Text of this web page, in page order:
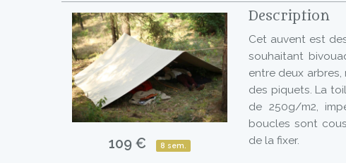
109 € 8 sem.
Description
Cet auvent est
souhaitant
entre deux
des piquets. La
de 250g/m2,
boucles sont
de la fixer.